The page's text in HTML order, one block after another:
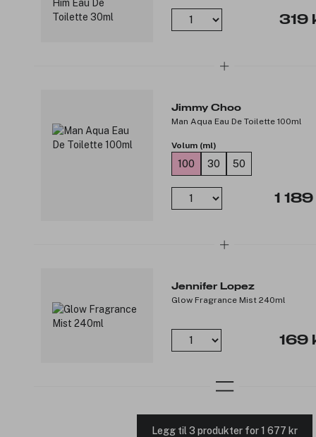
319
Jimmy Choo
Man Aqua Eau De Toilette 100ml
Volum (ml)
100 30 50
1
Jennifer Lopez
Glow Fragrance Mist 240ml
169
Legg til 3 produkter for 1 677 kr